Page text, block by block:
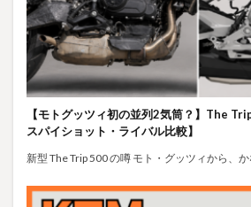
【モトグッツィ初の並列2気筒？】The
スパイショット・ライバル比較】
新型 The Trip 500 の噂 モト・グッツィから、